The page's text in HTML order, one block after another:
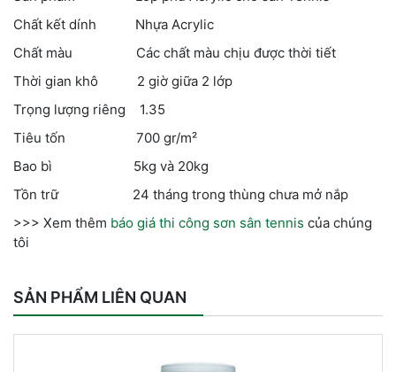
Chất kết dính Nhựa Acrylic
Chất màu Các chất màu chịu được thời tiết
Thời gian khô 2 giờ giữa 2 lớp
Trọng lượng riêng 1.35
Tiêu tốn 700 gr/m²
Bao bì 5kg và 20kg
Tồn trữ 24 tháng trong thùng chưa mở nắp
>>> Xem thêm báo giá thi công sơn sân tennis của chúng
tôi
SẢN PHẨM LIÊN QUAN